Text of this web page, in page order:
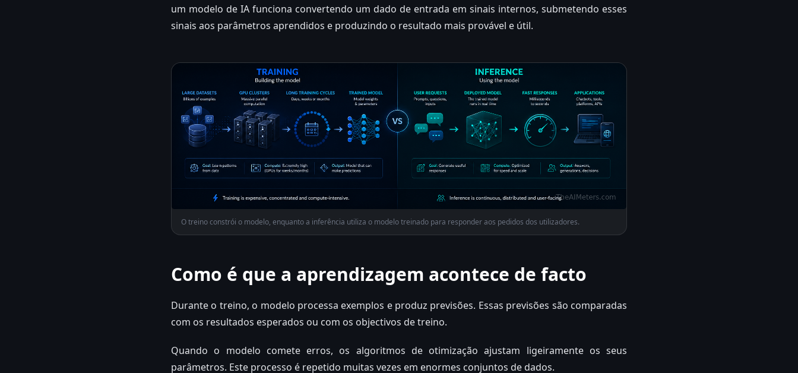
um modelo de IA funciona convertendo um dado de entrada em sinais internos, submetendo esses
sinais aos parâmetros aprendidos e produzindo o resultado mais provável e útil.
O treino constrói o modelo, enquanto a inferência utiliza o modelo treinado para responder aos pedidos dos utilizadores.
Como é que a aprendizagem acontece de facto
Durante o treino, o modelo processa exemplos e produz previsões. Essas previsões são comparadas
com os resultados esperados ou com os objectivos de treino.
Quando o modelo comete erros, os algoritmos de otimização ajustam ligeiramente os seus
parâmetros. Este processo é repetido muitas vezes em enormes conjuntos de dados.